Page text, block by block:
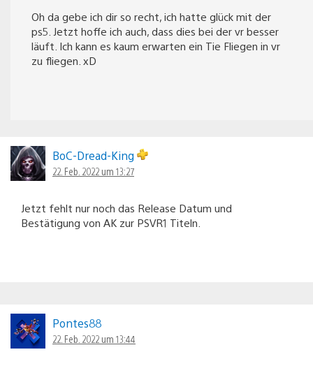
Oh da gebe ich dir so recht, ich hatte glück mit der
ps5. Jetzt hoffe ich auch, dass dies bei der vr besser
läuft. Ich kann es kaum erwarten ein Tie Fliegen in vr
zu fliegen. xD
BoC-Dread-King
22. Feb. 2022 um 13:27
Jetzt fehlt nur noch das Release Datum und
Bestätigung von AK zur PSVR1 Titeln.
Pontes88
22. Feb. 2022 um 13:44